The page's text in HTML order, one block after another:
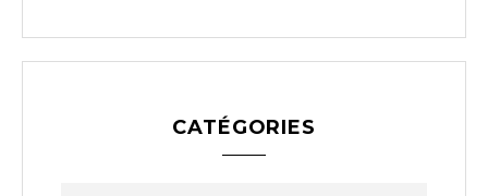
CATÉGORIES